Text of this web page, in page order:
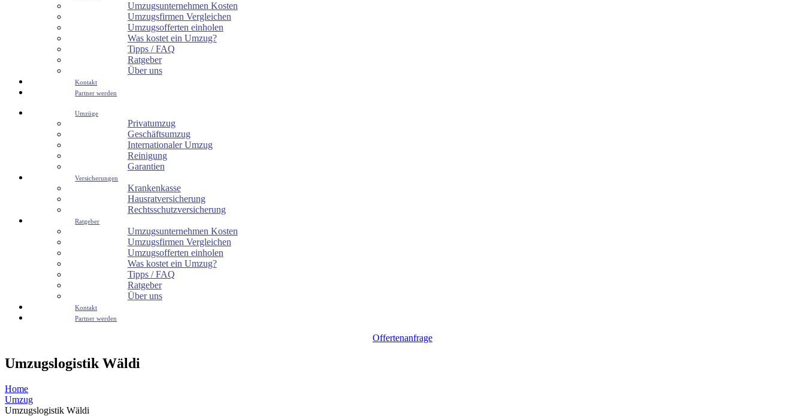
Umzugsunternehmen Kosten
Umzugsfirmen Vergleichen
Umzugsofferten einholen
Was kostet ein Umzug?
Tipps / FAQ
Ratgeber
Über uns
Kontakt
Partner werden
Umzüge
Privatumzug
Geschäftsumzug
Internationaler Umzug
Reinigung
Garantien
Versicherungen
Krankenkasse
Hausratversicherung
Rechtsschutzversicherung
Ratgeber
Umzugsunternehmen Kosten
Umzugsfirmen Vergleichen
Umzugsofferten einholen
Was kostet ein Umzug?
Tipps / FAQ
Ratgeber
Über uns
Kontakt
Partner werden
Offertenanfrage
Umzugslogistik Wäldi
Home
Umzug
Umzugslogistik Wäldi